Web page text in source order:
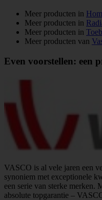
Meer producten in
Meer producten in
Meer producten in
Meer producten van
Even voorstellen: een
VASCO is al vele jaren een
synoniem met exceptionele
een serie van sterke merken.
absolute topgarantie –